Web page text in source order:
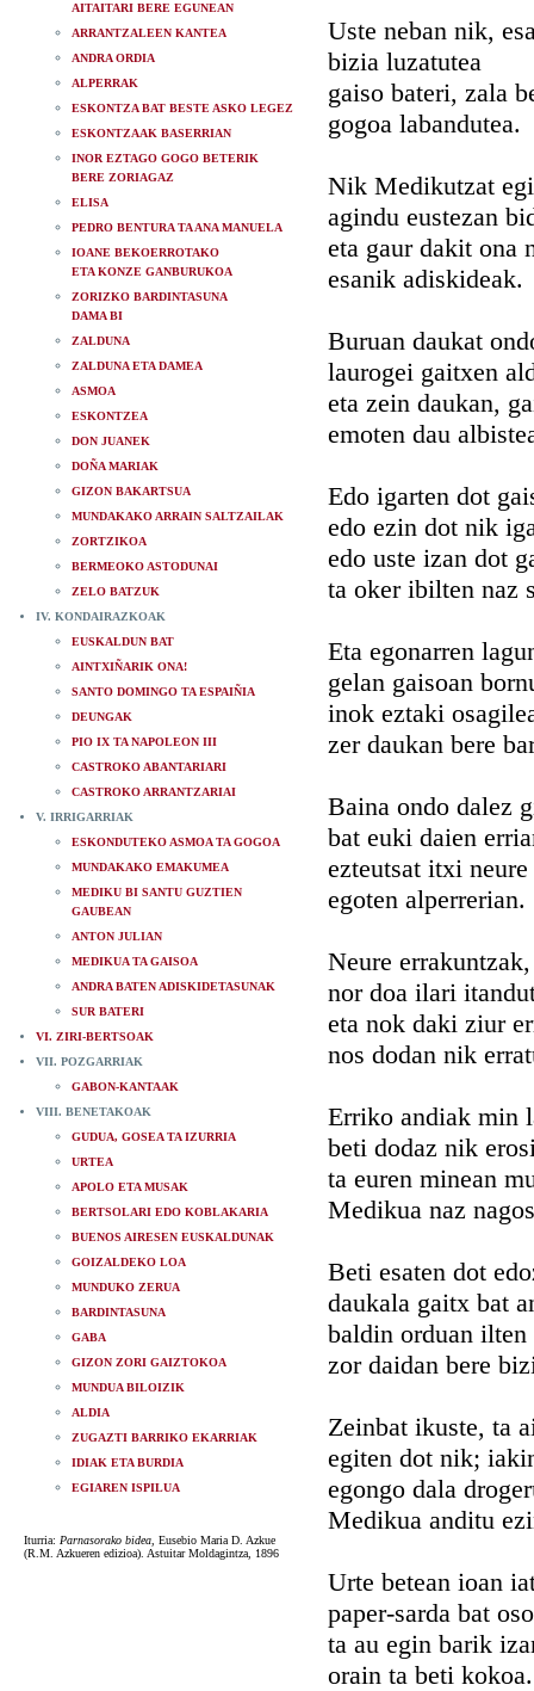
AITAITARI BERE EGUNEAN
ARRANTZALEEN KANTEA
ANDRA ORDIA
ALPERRAK
ESKONTZA BAT BESTE ASKO LEGEZ
ESKONTZAAK BASERRIAN
INOR EZTAGO GOGO BETERIK
BERE ZORIAGAZ
ELISA
PEDRO BENTURA TA ANA MANUELA
IOANE BEKOERROTAKO
ETA KONZE GANBURUKOA
ZORIZKO BARDINTASUNA
DAMA BI
ZALDUNA
ZALDUNA ETA DAMEA
ASMOA
ESKONTZEA
DON JUANEK
DOÑA MARIAK
GIZON BAKARTSUA
MUNDAKAKO ARRAIN SALTZAILAK
ZORTZIKOA
BERMEOKO ASTODUNAI
ZELO BATZUK
IV. KONDAIRAZKOAK
EUSKALDUN BAT
AINTXIÑARIK ONA!
SANTO DOMINGO TA ESPAIÑIA
DEUNGAK
PIO IX TA NAPOLEON III
CASTROKO ABANTARIARI
CASTROKO ARRANTZARIAI
V. IRRIGARRIAK
ESKONDUTEKO ASMOA TA GOGOA
MUNDAKAKO EMAKUMEA
MEDIKU BI SANTU GUZTIEN
GAUBEAN
ANTON JULIAN
MEDIKUA TA GAISOA
ANDRA BATEN ADISKIDETASUNAK
SUR BATERI
VI. ZIRI-BERTSOAK
VII. POZGARRIAK
GABON-KANTAAK
VIII. BENETAKOAK
GUDUA, GOSEA TA IZURRIA
URTEA
APOLO ETA MUSAK
BERTSOLARI EDO KOBLAKARIA
BUENOS AIRESEN EUSKALDUNAK
GOIZALDEKO LOA
MUNDUKO ZERUA
BARDINTASUNA
GABA
GIZON ZORI GAIZTOKOA
MUNDUA BILOIZIK
ALDIA
ZUGAZTI BARRIKO EKARRIAK
IDIAK ETA BURDIA
EGIAREN ISPILUA
Iturria: Parnasorako bidea , Eusebio Maria D. Azkue
(R.M. Azkueren edizioa). Astuitar Moldagintza, 1896
Uste neban nik,
bizia luzatutea
gaiso bateri, zala
gogoa labandutea.
Nik Medikutzat
agindu eustezan
eta gaur dakit ona
esanik adiskideak.
Buruan daukat
laurogei gaitxen
eta zein daukan,
emoten dau
Edo igarten dot
edo ezin dot nik
edo uste izan dot
ta oker ibilten naz
Eta egonarren
gelan gaisoan
inok eztaki
zer daukan bere
Baina ondo dalez
bat euki daien
ezteutsat itxi
egoten alperrerian.
Neure
nor doa ilari
eta nok daki ziur
nos dodan nik
Erriko andiak min
beti dodaz nik
ta euren minean
Medikua naz
Beti esaten dot
daukala gaitx bat
baldin orduan ilten
zor daidan bere
Zeinbat ikuste, ta
egiten dot nik;
egongo dala
Medikua anditu
Urte betean ioan
paper-sarda bat
ta au egin barik
orain ta beti kokoa.